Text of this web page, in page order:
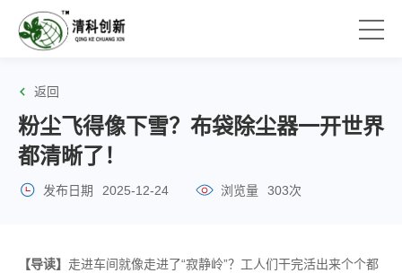
返回
粉尘飞得像下雪？布袋除尘器一开世界
都清晰了！
发布日期 2025-12-24 浏览量 303次
【导读】 走进车间就像走进了“寂静岭”？工人们干完活出来个个都